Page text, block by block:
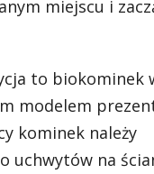
miejscu i
to biokominek
modelem
kominek należy
uchwytów na